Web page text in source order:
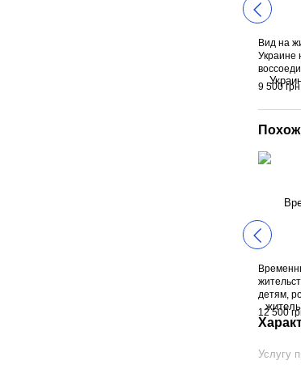
Вид на
Украине
вида на
Украине
9 500 грн
детям,
12 500
Услугу